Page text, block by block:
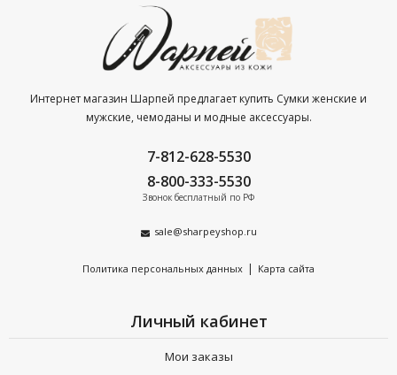
Интернет магазин Шарпей предлагает купить Сумки женские и
мужские, чемоданы и модные аксессуары.
7-812-628-5530
8-800-333-5530
Звонок бесплатный по РФ
sale@sharpeyshop.ru
Политика персональных данных | Карта сайта
Личный кабинет
Мои заказы